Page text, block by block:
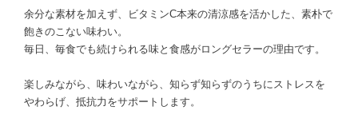
余分な素材を加えず、ビタミンC本来の清涼感を活かした、素朴で
飽きのこない味わい。
毎日、毎食でも続けられる味と食感がロングセラーの理由です。
楽しみながら、味わいながら、知らず知らずのうちにストレスを
やわらげ、抵抗力をサポートします。